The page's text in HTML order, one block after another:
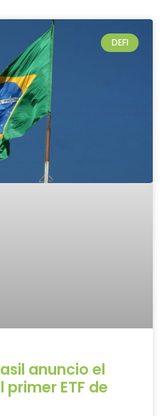
DEFI
anuncio el
ETF de